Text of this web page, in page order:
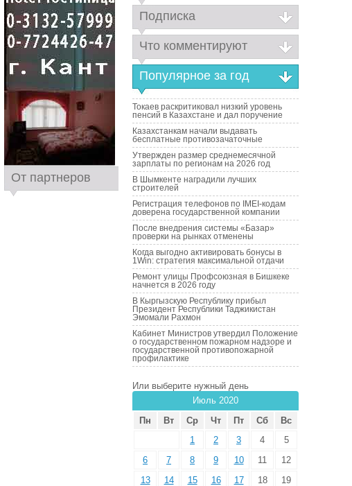
От партнеров
Подписка
Что комментируют
Популярное за год
Токаев раскритиковал низкий уровень
пенсий в Казахстане и дал поручение
Казахстанкам начали выдавать
бесплатные противозачаточные
Утвержден размер среднемесячной
зарплаты по регионам на 2026 год
В Шымкенте наградили лучших
строителей
Регистрация телефонов по IMEI-кодам
доверена государственной компании
После внедрения системы «Базар»
проверки на рынках отменены
Когда выгодно активировать бонусы в
1Win: стратегия максимальной отдачи
Ремонт улицы Профсоюзная в Бишкеке
начнется в 2026 году
В Кыргызскую Республику прибыл
Президент Республики Таджикистан
Эмомали Рахмон
Кабинет Министров утвердил Положение
о государственном пожарном надзоре и
государственной противопожарной
профилактике
Или выберите нужный день
Июль 2020
Пн
Вт Ср Чт Пт Сб
Вс
1
2 3 4
5
6
7 8 9 10 11
12
13
14 15 16 17 18
19